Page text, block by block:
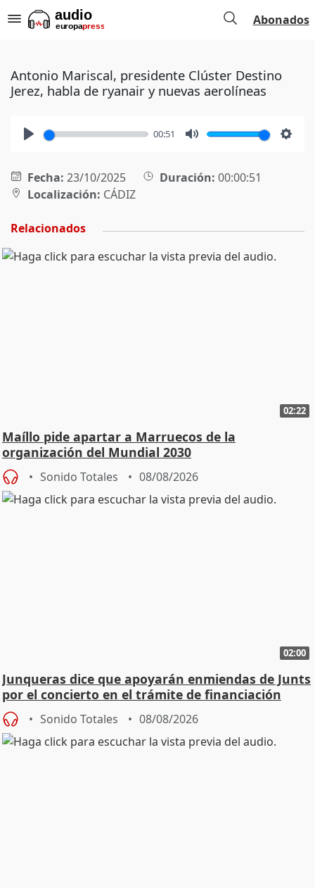
Abonados
Antonio Mariscal, presidente Clúster Destino
Jerez, habla de ryanair y nuevas aerolíneas
00:51
Fecha: 23/10/2025 Duración: 00:00:51
Localización: CÁDIZ
Relacionados
02:22
Maíllo pide apartar a Marruecos de la
organización del Mundial 2030
Sonido Totales 08/08/2026
02:00
Junqueras dice que apoyarán enmiendas de Junts
por el concierto en el trámite de financiación
Sonido Totales 08/08/2026